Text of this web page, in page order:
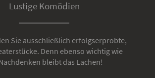
Lustige Komödien
Sie ausschließlich erfolgserprobte,
Denn ebenso wichtig wie
bleibt das Lachen!